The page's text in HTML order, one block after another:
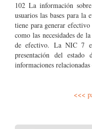
102 La información
usuarios las bases para la
tiene para generar
como las necesidades de
de efectivo. La NIC 7
presentación del
informaciones
<<<